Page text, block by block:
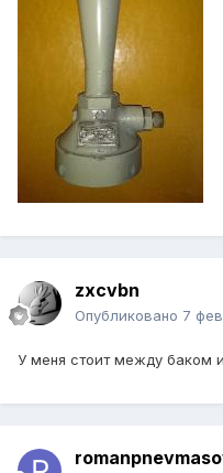
zxcvbn
Опубликовано 7
У меня стоит между баком